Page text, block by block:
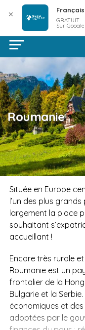
Roumanie
Située en Europe
l’un des plus
largement la place
souhaitant
accueillant !
Encore très rurale
Roumanie est un
frontalier de la
Bulgarie et la
économiques et
adoptées par le
✕
GRATUIT
Sur